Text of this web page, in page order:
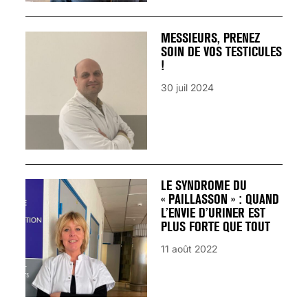
MESSIEURS, PRENEZ
SOIN DE VOS TESTICULES
!
30 juil 2024
LE SYNDROME DU
« PAILLASSON » : QUAND
L’ENVIE D’URINER EST
PLUS FORTE QUE TOUT
11 août 2022